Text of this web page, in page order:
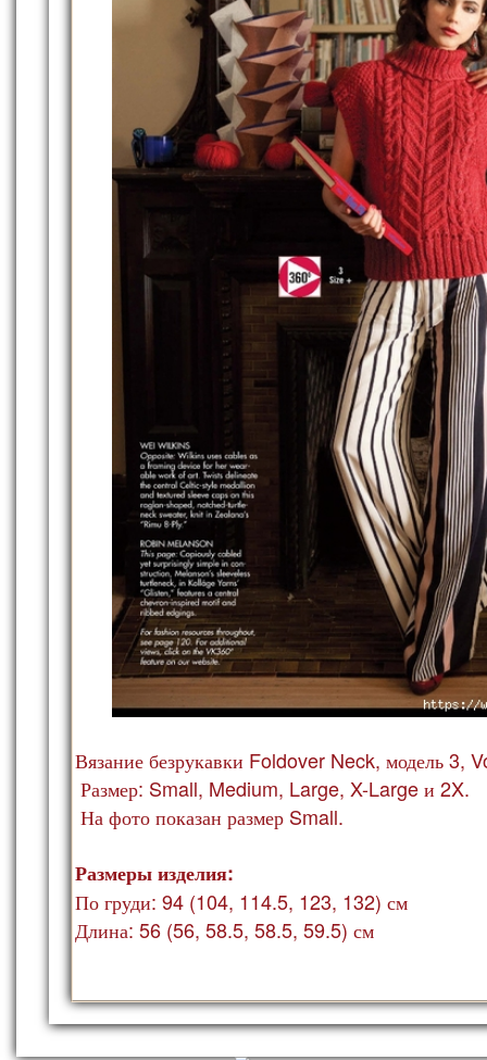
Вязание безрукавки Foldover Neck, модель 3,
Размер: Small, Medium, Large, X-Large и 2X.
На фото показан размер Small.
Размеры изделия:
По груди: 94 (104, 114.5, 123, 132) см
Длина: 56 (56, 58.5, 58.5, 59.5) см